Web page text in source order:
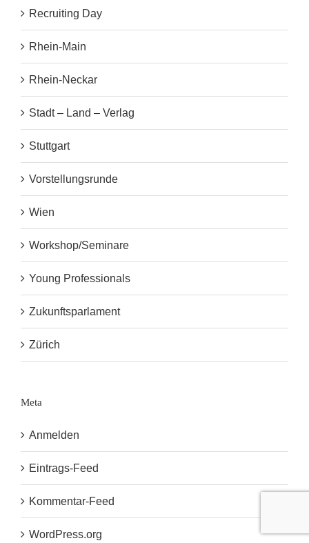
Recruiting Day
Rhein-Main
Rhein-Neckar
Stadt – Land – Verlag
Stuttgart
Vorstellungsrunde
Wien
Workshop/Seminare
Young Professionals
Zukunftsparlament
Zürich
Meta
Anmelden
Eintrags-Feed
Kommentar-Feed
WordPress.org